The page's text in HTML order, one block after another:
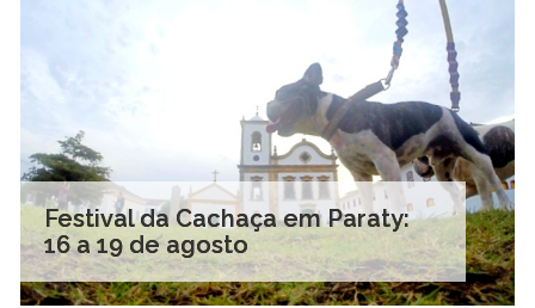
Festival da Cachaça em Paraty:
16 a 19 de agosto